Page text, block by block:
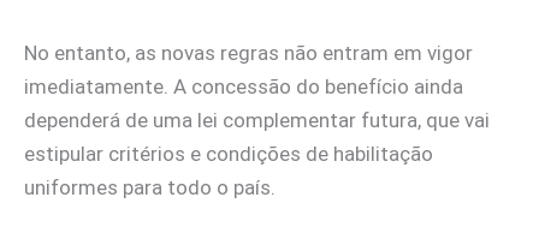
No entanto, as novas regras não entram em vigor
imediatamente. A concessão do benefício ainda
dependerá de uma lei complementar futura, que vai
estipular critérios e condições de habilitação
uniformes para todo o país.